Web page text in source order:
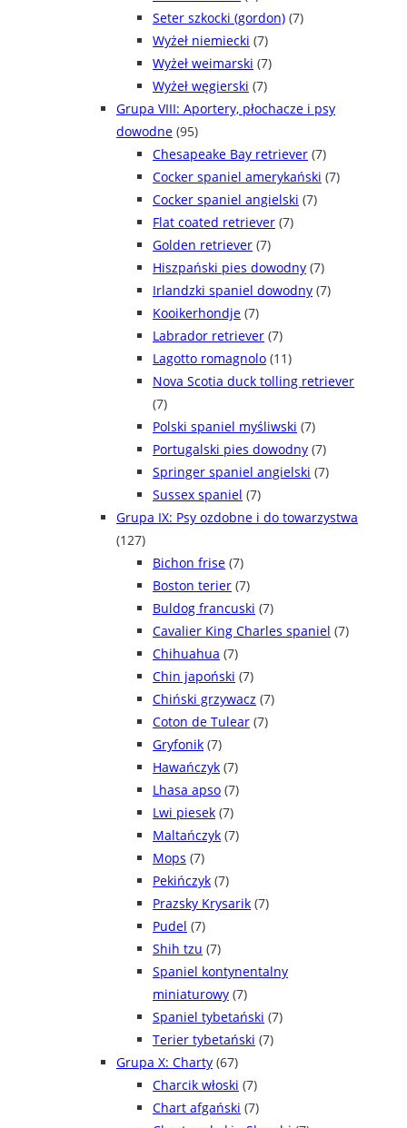
Seter szkocki (gordon) (7)
Wyżeł niemiecki (7)
Wyżeł weimarski (7)
Wyżeł węgierski (7)
Grupa VIII: Aportery, płochacze i psy
dowodne (95)
Chesapeake Bay retriever (7)
Cocker spaniel amerykański (7)
Cocker spaniel angielski (7)
Flat coated retriever (7)
Golden retriever (7)
Hiszpański pies dowodny (7)
Irlandzki spaniel dowodny (7)
Kooikerhondje (7)
Labrador retriever (7)
Lagotto romagnolo (11)
Nova Scotia duck tolling retriever
(7)
Polski spaniel myśliwski (7)
Portugalski pies dowodny (7)
Springer spaniel angielski (7)
Sussex spaniel (7)
Grupa IX: Psy ozdobne i do towarzystwa
(127)
Bichon frise (7)
Boston terier (7)
Buldog francuski (7)
Cavalier King Charles spaniel (7)
Chihuahua (7)
Chin japoński (7)
Chiński grzywacz (7)
Coton de Tulear (7)
Gryfonik (7)
Hawańczyk (7)
Lhasa apso (7)
Lwi piesek (7)
Maltańczyk (7)
Mops (7)
Pekińczyk (7)
Prazsky Krysarik (7)
Pudel (7)
Shih tzu (7)
Spaniel kontynentalny
miniaturowy (7)
Spaniel tybetański (7)
Terier tybetański (7)
Grupa X: Charty (67)
Charcik włoski (7)
Chart afgański (7)